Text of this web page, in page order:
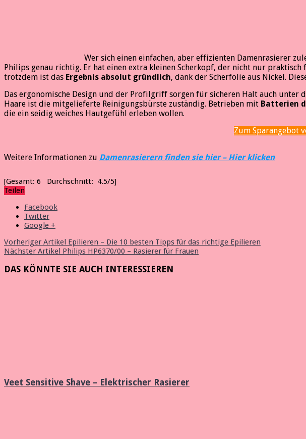
Wer sich einen einfachen, aber effizienten Damenrasierer
Philips genau richtig. Er hat einen extra kleinen Scherkopf, der nicht nur
trotzdem ist das Ergebnis absolut gründlich, dank der Scherfolie aus Nickel.
Das ergonomische Design und der Profilgriff sorgen für sicheren Halt auch unter
Haare ist die mitgelieferte Reinigungsbürste zuständig. Betrieben mit Batterien
die ein seidig weiches Hautgefühl erleben wollen.
Zum Sparangebot
Weitere Informationen zu Damenrasierern finden sie hier – Hier klicken
[Gesamt: 6 Durchschnitt: 4.5/5]
Teilen
Facebook
Twitter
Google +
Vorheriger Artikel Epilieren – Die 10 besten Tipps für das richtige Epilieren
Nächster Artikel Philips HP6370/00 – Rasierer für Frauen
DAS KÖNNTE SIE AUCH INTERESSIEREN
Veet Sensitive Shave – Elektrischer Rasierer